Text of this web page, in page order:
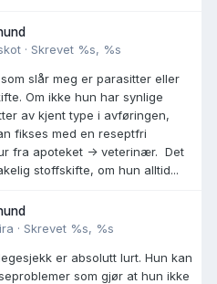
· Skrevet %s, %s
slår meg er parasitter eller
Om ikke hun har synlige
av kjent type i avføringen,
fikses med en reseptfri
fra apoteket -> veterinær. Det
stoffskifte, om hun alltid...
· Skrevet %s, %s
er absolutt lurt. Hun kan
som gjør at hun ikke